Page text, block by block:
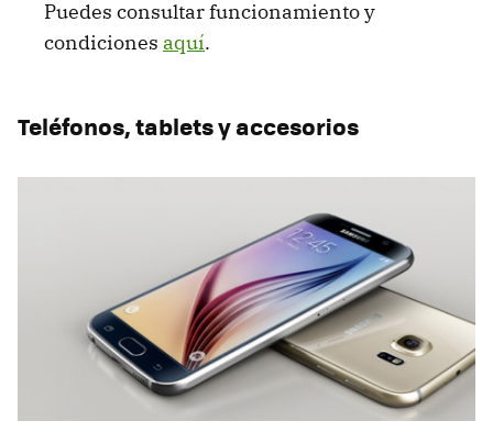
Puedes consultar funcionamiento y
condiciones aquí.
Teléfonos, tablets y accesorios